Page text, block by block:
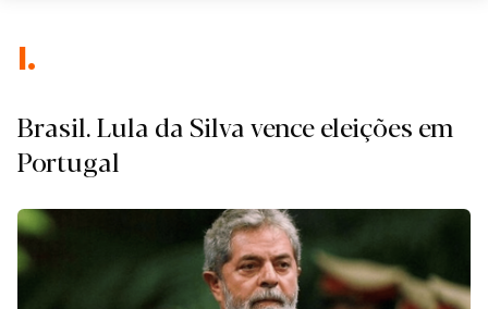
I.
Brasil. Lula da Silva vence eleições em
Portugal